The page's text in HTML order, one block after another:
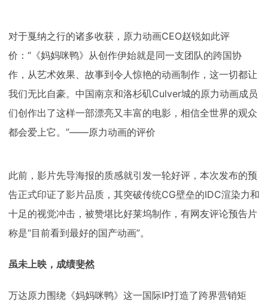
对于戛纳之行的诸多收获，原力动画CEO赵锐如此评
价：“《妈妈咪鸭》从创作伊始就是同一支团队的跨国协
作，从艺术效果、故事到令人惊艳的动画制作，这一切都让
我们无比自豪。中国南京和洛杉矶Culver城的原力动画成员
们创作出了这样一部漂亮又丰富的电影，相信全世界的观众
都会爱上它。”——原力动画的评价
此前，影片先导海报的质感就引发一轮好评，本次发布的预
告正式印证了影片品质，其突破传统CG壁垒的IDC渲染力和
十足的视觉冲击，被赞堪比好莱坞制作，有网友评论预告片
称是“目前看到最好的国产动画”。
虽未上映，成绩斐然
万达原力围绕《妈妈咪鸭》这一国际IP打造了跨界营销矩